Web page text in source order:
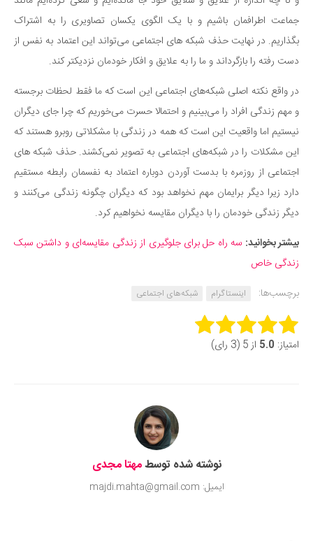
جماعت اطرافمان باشیم و با یک الگوی یکسان تصاویری را به اشتراک
بگذاریم. در نهایت حذف شبکه های اجتماعی می‌تواند این اعتماد به نفس از
دست رفته را بازگرداند و ما را به علایق و افکار خودمان نزدیکتر کند.
در واقع نکته اصلی شبکه‌های اجتماعی این است که ما فقط لحظات برجسته
و مهم زندگی افراد را می‌بینیم و احتمالا حسرت می‌خوریم که چرا جای دیگران
نیستیم اما واقعیت این است که همه در زندگی با مشکلاتی روبرو هستند که
این مشکلات را در شبکه‌های اجتماعی به تصویر نمی‌کشند. حذف شبکه های
اجتماعی از روزمره با بدست آوردن دوباره اعتماد به نفسمان رابطه مستقیم
دارد زیرا دیگر برایمان مهم نخواهد بود که دیگران چگونه زندگی می‌کنند و
دیگر زندگی خودمان را با دیگران مقایسه نخواهیم کرد.
بیشتر بخوانید: سه راه حل برای جلوگیری از زندگی مقایسه‌ای و داشتن سبک
زندگی خاص
برچسب‌ها:
اینستاگرام شبکه‌های اجتماعی
Rate this item:
امتیاز: 5.0 از 5 (3 رای)
نوشته شده توسطمهتا مجدی
ایمیل: majdi.mahta@gmail.com